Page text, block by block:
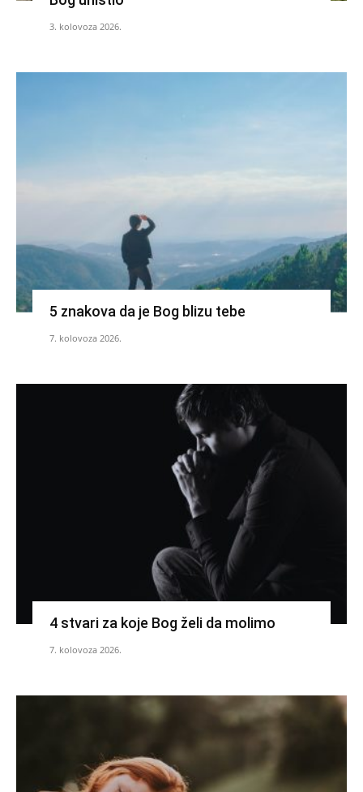
3. kolovoza 2026.
5 znakova da je Bog blizu tebe
7. kolovoza 2026.
4 stvari za koje Bog želi da molimo
7. kolovoza 2026.